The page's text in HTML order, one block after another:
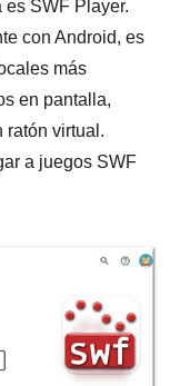
es SWF Player.
con Android, es
más
en pantalla,
ratón virtual.
a juegos SWF